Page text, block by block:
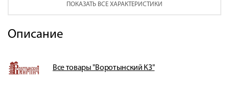
ПОКАЗАТЬ ВСЕ ХАРАКТЕРИСТИКИ
Описание
Все товары "Воротынский КЗ"